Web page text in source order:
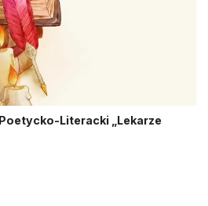
Literacki „Lekarze